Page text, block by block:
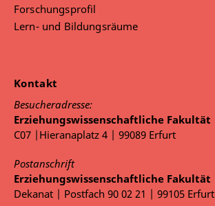
Forschungsprofil
Lern- und Bildungsräume
Kontakt
Besucheradresse:
Erziehungswissenschaftliche Fakultät
C07 |Hieranaplatz 4 | 99089 Erfurt
Postanschrift
Erziehungswissenschaftliche Fakultät
Dekanat | Postfach 90 02 21 | 99105 Erfurt